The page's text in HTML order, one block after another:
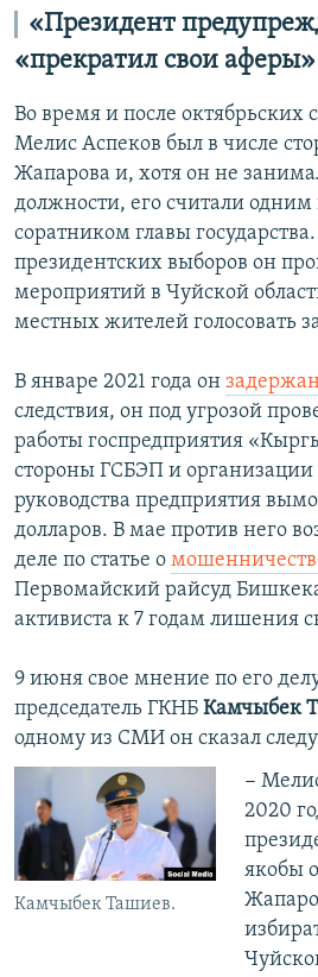
«Президент
«прекратил свои аферы»
Во время и после октябрьских
Мелис Аспеков был в числе
Жапарова и, хотя он не
должности, его считали одним
соратником главы
президентских выборов он
мероприятий в Чуйской
местных жителей голосовать
В январе 2021 года он
следствия, он под угрозой
работы госпредприятия
стороны ГСБЭП и организации
руководства предприятия
долларов. В мае против него
деле по статье о
Первомайский райсуд
активиста к 7 годам лишения
9 июня свое мнение по его
председатель ГКНБ Камчыбек
одному из СМИ он сказал
Камчыбек Ташиев.
−
2020
якобы